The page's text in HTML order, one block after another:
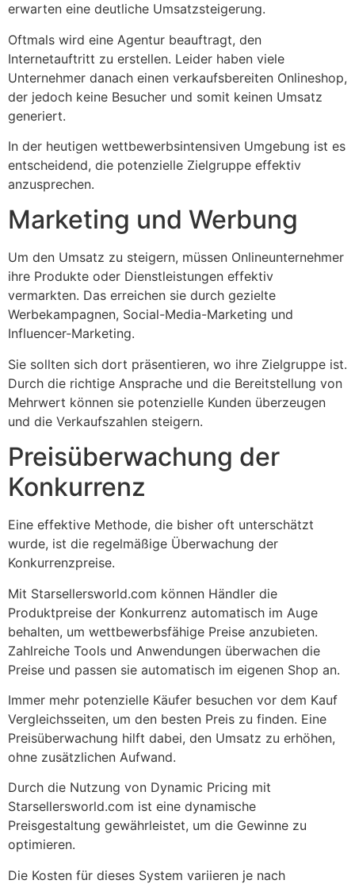
erwarten eine deutliche Umsatzsteigerung.
Oftmals wird eine Agentur beauftragt, den
Internetauftritt zu erstellen. Leider haben viele
Unternehmer danach einen verkaufsbereiten Onlineshop,
der jedoch keine Besucher und somit keinen Umsatz
generiert.
In der heutigen wettbewerbsintensiven Umgebung ist es
entscheidend, die potenzielle Zielgruppe effektiv
anzusprechen.
Marketing und Werbung
Um den Umsatz zu steigern, müssen Onlineunternehmer
ihre Produkte oder Dienstleistungen effektiv
vermarkten. Das erreichen sie durch gezielte
Werbekampagnen, Social-Media-Marketing und
Influencer-Marketing.
Sie sollten sich dort präsentieren, wo ihre Zielgruppe ist.
Durch die richtige Ansprache und die Bereitstellung von
Mehrwert können sie potenzielle Kunden überzeugen
und die Verkaufszahlen steigern.
Preisüberwachung der
Konkurrenz
Eine effektive Methode, die bisher oft unterschätzt
wurde, ist die regelmäßige Überwachung der
Konkurrenzpreise.
Mit Starsellersworld.com können Händler die
Produktpreise der Konkurrenz automatisch im Auge
behalten, um wettbewerbsfähige Preise anzubieten.
Zahlreiche Tools und Anwendungen überwachen die
Preise und passen sie automatisch im eigenen Shop an.
Immer mehr potenzielle Käufer besuchen vor dem Kauf
Vergleichsseiten, um den besten Preis zu finden. Eine
Preisüberwachung hilft dabei, den Umsatz zu erhöhen,
ohne zusätzlichen Aufwand.
Durch die Nutzung von Dynamic Pricing mit
Starsellersworld.com ist eine dynamische
Preisgestaltung gewährleistet, um die Gewinne zu
optimieren.
Die Kosten für dieses System variieren je nach